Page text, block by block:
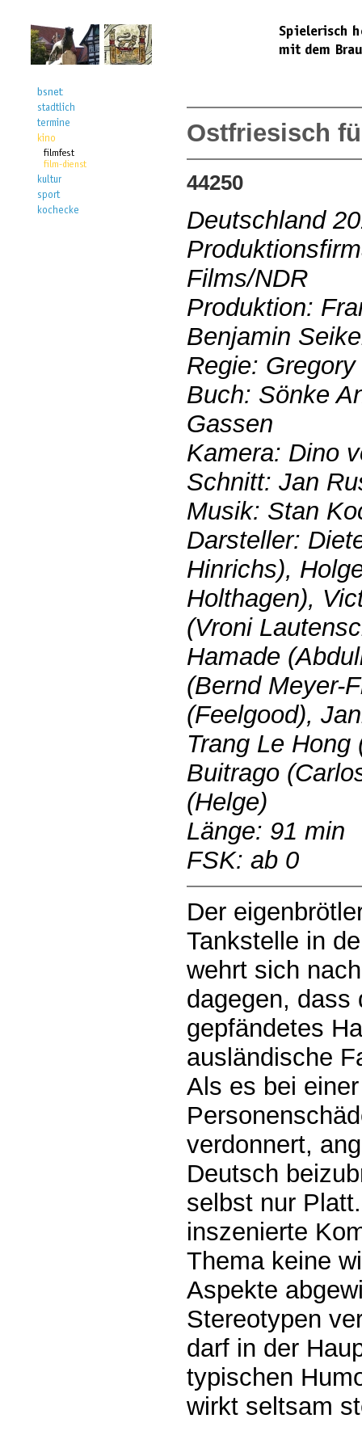
Ostfriesisch
44250
Deutschland
Films/NDR
Produktion:
Benjamin
Regie:
Buch: Sönke
Gassen
Kamera: Dino
Schnitt: Jan
Musik: Stan
Darsteller:
Hinrichs),
Holthagen),
(Vroni
Hamade
(Bernd Meyer-
(Feelgood),
Trang Le
Buitrago
(Helge)
Länge: 91 min
FSK: ab 0
Der
Tankstelle in
wehrt sich
dagegen, dass
gepfändetes
ausländische
Als es bei
verdonnert,
Deutsch
selbst nur
inszenierte
Thema keine
Aspekte
Stereotypen
darf in der
typischen
wirkt seltsam